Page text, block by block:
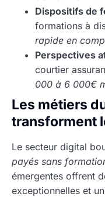
Dispositifs de
formations à
rapide en
Perspectives
courtier
000 à 6 000€
Les métiers
transforment
Le secteur digital
payés sans
émergentes offrent
exceptionnelles et